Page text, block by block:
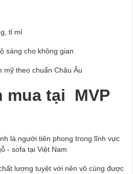
tỉ mỉ
sáng cho không gian
theo chuẩn Châu Âu
mua tại MVP
là người tiên phong trong lĩnh vực
- sofa tại Việt Nam
lượng tuyệt vời nên vô cùng được